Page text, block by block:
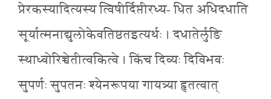
प्रेरकस्यादित्यस्य त्विषीर्दिप्तीरध्य- धित अधिदधाति
सूर्यात्मनाद्युलोकेवतिष्ठतइत्यर्थः । दधातेर्लुङि
स्थाध्वोरिच्चेतीत्वकित्वे । किंच दिव्यः दिविभवः
सुपर्णः सुपतनः श्येनरूपया गायत्र्या हृतत्वात्